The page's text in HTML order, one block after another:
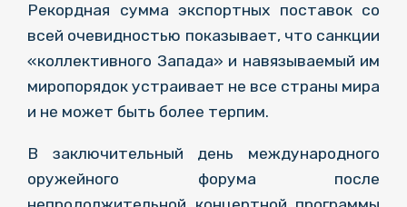
Рекордная сумма экспортных поставок со
всей очевидностью показывает, что санкции
«коллективного Запада» и навязываемый им
миропорядок устраивает не все страны мира
и не может быть более терпим.
В заключительный день международного
оружейного форума после